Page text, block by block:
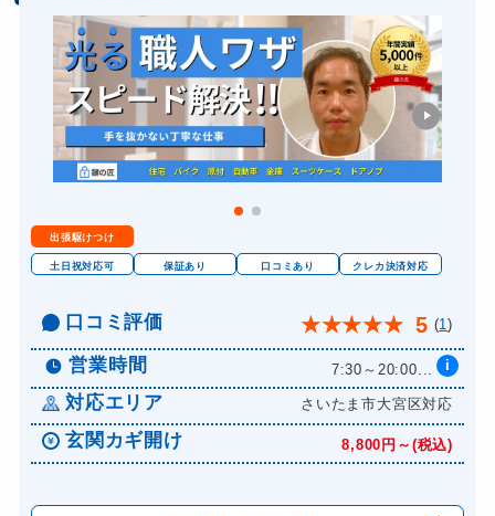
バイクカギ作成 16,500円～(税込)
スーツケースカギ開け 8,800円～(税込)
スーツケースカギ作成 8,800円～(税込)
金庫カギ開け 14,300円～(税込)
金庫カギ修理 11,000円～(税込)
ロッカーカギ開け 8,800円～(税込)
ドアノブカギ作成 8,800円～(税込)
ドアノブカギ交換 11,000円～(税込)
出張駆けつけ
土日祝対応可 保証あり 口コミあり クレカ決済対応
口コミ評価 ★★★★★ 5 (1)
営業時間 7:30～20:00... i
対応エリア さいたま市大宮区対応
玄関カギ開け 8,800円～(税込)